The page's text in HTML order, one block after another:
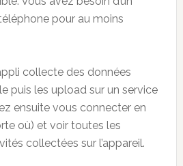
pour au moins
collecte des données
puis les upload sur un service
ensuite vous connecter en
où) et voir toutes les
collectées sur l’appareil.